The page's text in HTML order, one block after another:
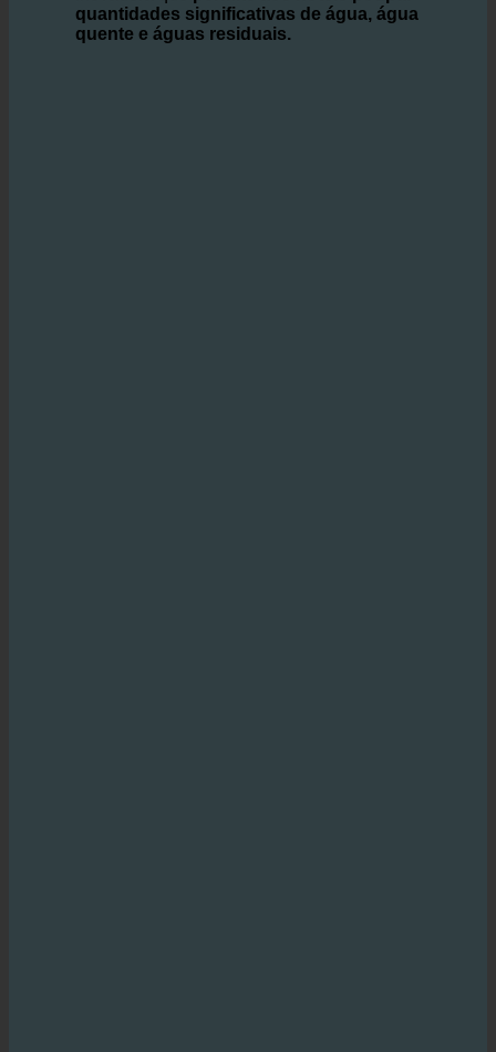
tecnologia ecoturbinooferece uma solução
inovadora quepermite aos hotéis poupar